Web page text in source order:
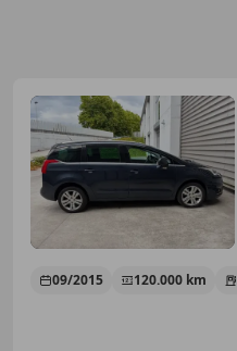
09/2015 120.000 km